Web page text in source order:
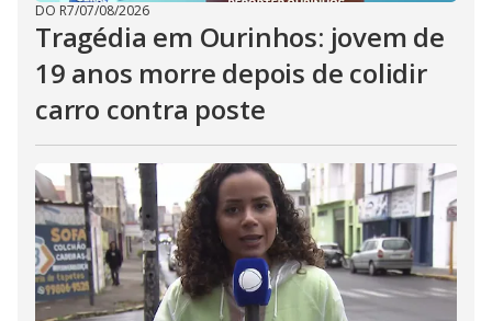
DO R7/07/08/2026
Tragédia em Ourinhos: jovem de
19 anos morre depois de colidir
carro contra poste